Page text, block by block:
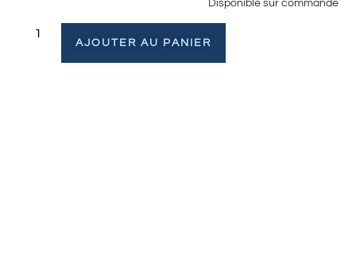
Disponible sur commande
AJOUTER AU PANIER